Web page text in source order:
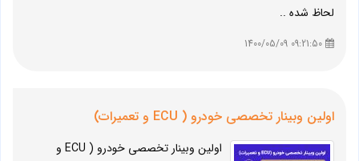
لحاظ شده ..
اولین وبینار تخصصی خودرو ( ECU و تعمیرات)
اولین وبینار تخصصی خودرو ( ECU و